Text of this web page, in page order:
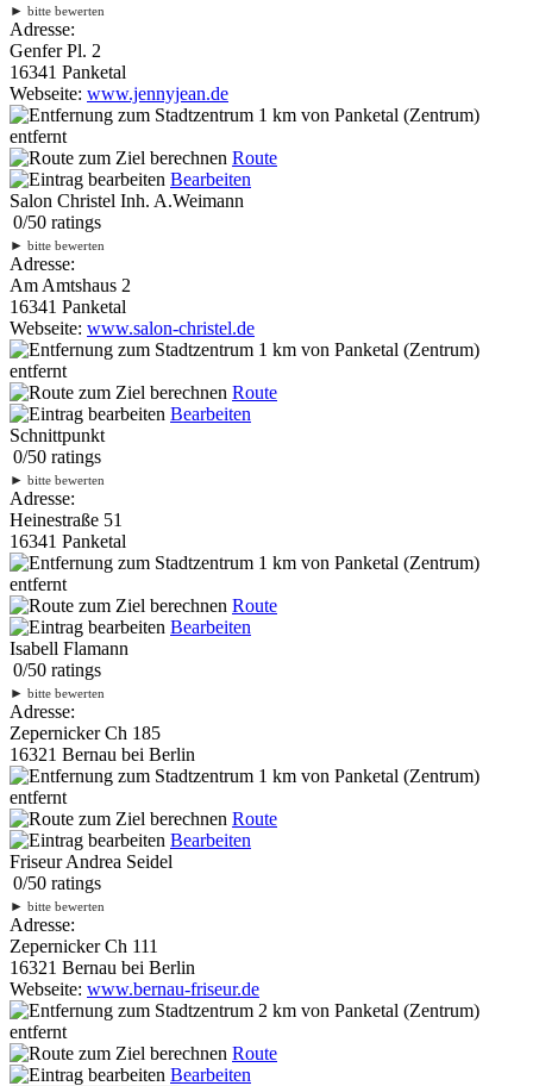
► bitte bewerten
Adresse:
Genfer Pl. 2
16341 Panketal
Webseite: www.jennyjean.de
1 km von Panketal (Zentrum)
entfernt
Route
Bearbeiten
Salon Christel Inh. A.Weimann
0/50 ratings
► bitte bewerten
Adresse:
Am Amtshaus 2
16341 Panketal
Webseite: www.salon-christel.de
1 km von Panketal (Zentrum)
entfernt
Route
Bearbeiten
Schnittpunkt
0/50 ratings
► bitte bewerten
Adresse:
Heinestraße 51
16341 Panketal
1 km von Panketal (Zentrum)
entfernt
Route
Bearbeiten
Isabell Flamann
0/50 ratings
► bitte bewerten
Adresse:
Zepernicker Ch 185
16321 Bernau bei Berlin
1 km von Panketal (Zentrum)
entfernt
Route
Bearbeiten
Friseur Andrea Seidel
0/50 ratings
► bitte bewerten
Adresse:
Zepernicker Ch 111
16321 Bernau bei Berlin
Webseite: www.bernau-friseur.de
2 km von Panketal (Zentrum)
entfernt
Route
Bearbeiten